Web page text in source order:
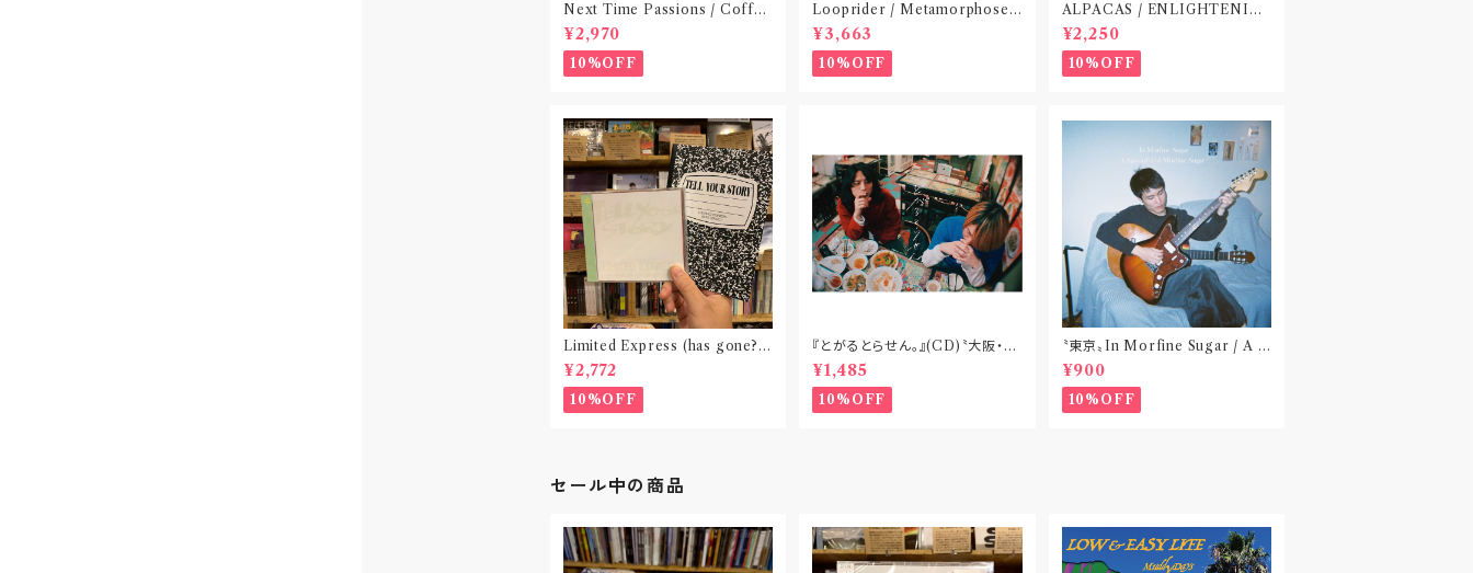
Next Time Passions / Coffee
and Regrets(12inch,ブラック・ヴ
ァイナル仕様)
¥2,970
10%OFF
Looprider / Metamorphose(1
2 inch 180g重量盤仕様)
¥3,663
10%OFF
ALPACAS / ENLIGHTENIN
G(CD)〝高知〟
¥2,250
10%OFF
Limited Express (has gone?) /
Tell Your Story(CD)※特典：オ
リジナルノート付
¥2,772
10%OFF
『とがるとらせん。』(CD)〝大阪・東
京〟
¥1,485
10%OFF
〝東京〟In Morfine Sugar / A S
poonful of Morfine Sugar (C
DR)
¥900
10%OFF
セール中の商品